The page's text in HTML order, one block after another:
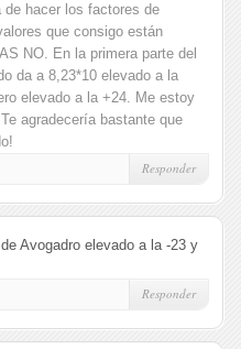
hacer los factores de
que consigo están
NO. En la primera parte del
da a 8,23*10 elevado a la
elevado a la +24. Me estoy
agradecería bastante que
Responder
Avogadro elevado a la -23 y
Responder